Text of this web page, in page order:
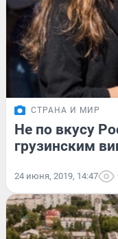
СТРАНА И МИР
Не по вкусу
грузинским
24 июня, 2019, 14:47